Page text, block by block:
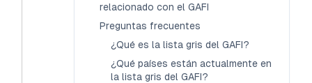
relacionado con el GAFI
Preguntas frecuentes
¿Qué es la lista gris del GAFI?
¿Qué países están actualmente en
la lista gris del GAFI?